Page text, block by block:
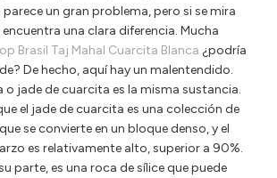
un gran problema, pero si se mira
una clara diferencia. Mucha
Brasil Taj Mahal Cuarcita Blanca ¿podría
De hecho, aquí hay un malentendido.
o jade de cuarcita es la misma sustancia.
el jade de cuarcita es una colección de
se convierte en un bloque denso, y el
es relativamente alto, superior a 90%.
parte, es una roca de sílice que puede